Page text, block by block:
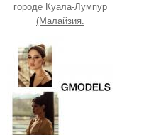
городе Куала-Лумпур
(Малайзия.